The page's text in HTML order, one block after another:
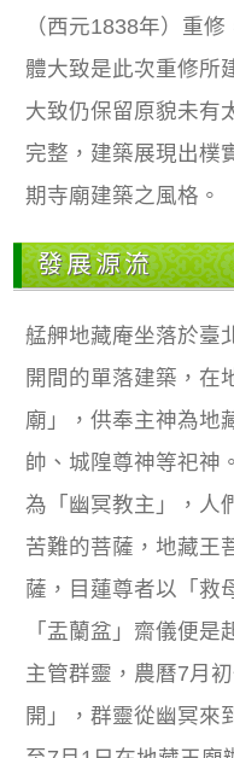
（西元1838年）重
體大致是此次重修所
大致仍保留原貌未有
完整，建築展現出樸
期寺廟建築之風格。
發展源流
艋舺地藏庵坐落於臺
開間的單落建築，在
廟」，供奉主神為地
帥、城隍尊神等祀神
為「幽冥教主」，人
苦難的菩薩，地藏王
薩，目蓮尊者以「救
「盂蘭盆」齋儀便
主管群靈，農曆7月
開」，群靈從幽冥來